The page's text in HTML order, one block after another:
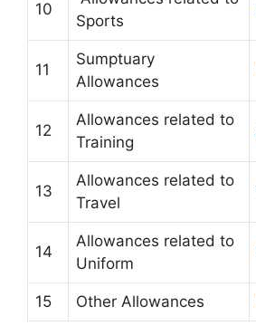
10
Sports
11
Sumptuary
Allowances
12
Allowances related to
Training
13
Allowances related to
Travel
14
Allowances related to
Uniform
15 Other Allowances